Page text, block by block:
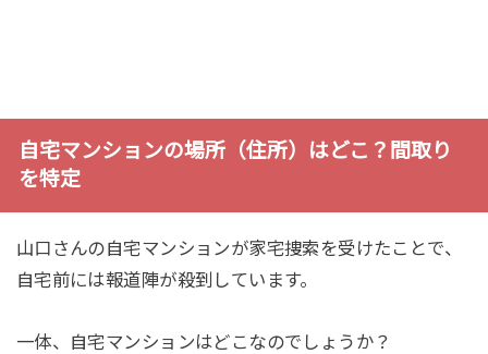
自宅マンションの場所（住所）はどこ？間取り
を特定
山口さんの自宅マンションが家宅捜索を受けたことで、
自宅前には報道陣が殺到しています。
一体、自宅マンションはどこなのでしょうか？